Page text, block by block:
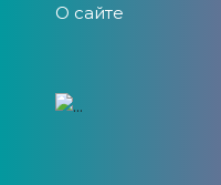
О сайте